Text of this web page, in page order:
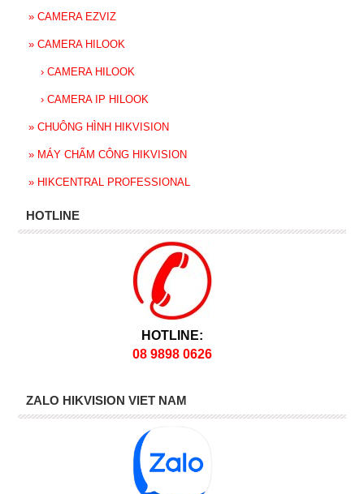
» CAMERA EZVIZ
» CAMERA HILOOK
› CAMERA HILOOK
› CAMERA IP HILOOK
» CHUÔNG HÌNH HIKVISION
» MÁY CHẤM CÔNG HIKVISION
» HIKCENTRAL PROFESSIONAL
HOTLINE
HOTLINE:
08 9898 0626
ZALO HIKVISION VIET NAM